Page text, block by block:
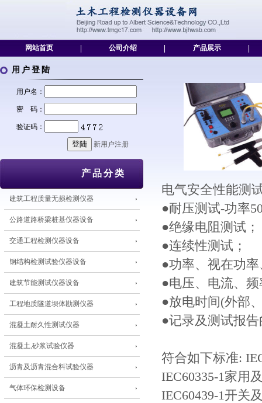
网站首页 公司介绍 产品展示
用户登陆
用户名：
密 码：
验证码：
新用户注册
产品分类
建筑工程质量无损检测仪器
公路道路桥梁桩基仪器设备
交通工程检测仪器设备
钢结构检测试验仪器设备
建筑节能测试仪器设备
工程地质隧道坝体勘测仪器
混凝土耐久性测试仪器
混凝土,砂浆试验仪器
沥青及沥青混合料试验仪器
气体环保检测设备
电气安全性能测
●耐压测试-功率
●绝缘电阻测试；
●连续性测试；
●功率、视在功率
●电压、电流、
●放电时间(外部
●记录及测试报
符合如下标准:
IEC60335-1家用
IEC60439-1开关